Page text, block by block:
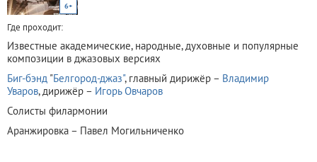
6+
Где проходит:
Известные академические, народные, духовные и популярные
композиции в джазовых версиях
Биг-бэнд "Белгород-джаз", главный дирижёр – Владимир
Уваров, дирижёр – Игорь Овчаров
Солисты филармонии
Аранжировка – Павел Могильниченко